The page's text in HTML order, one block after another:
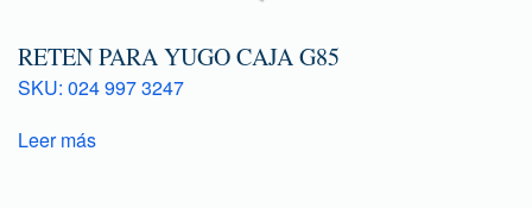
RETEN PARA YUGO CAJA G85
SKU: 024 997 3247
Leer más